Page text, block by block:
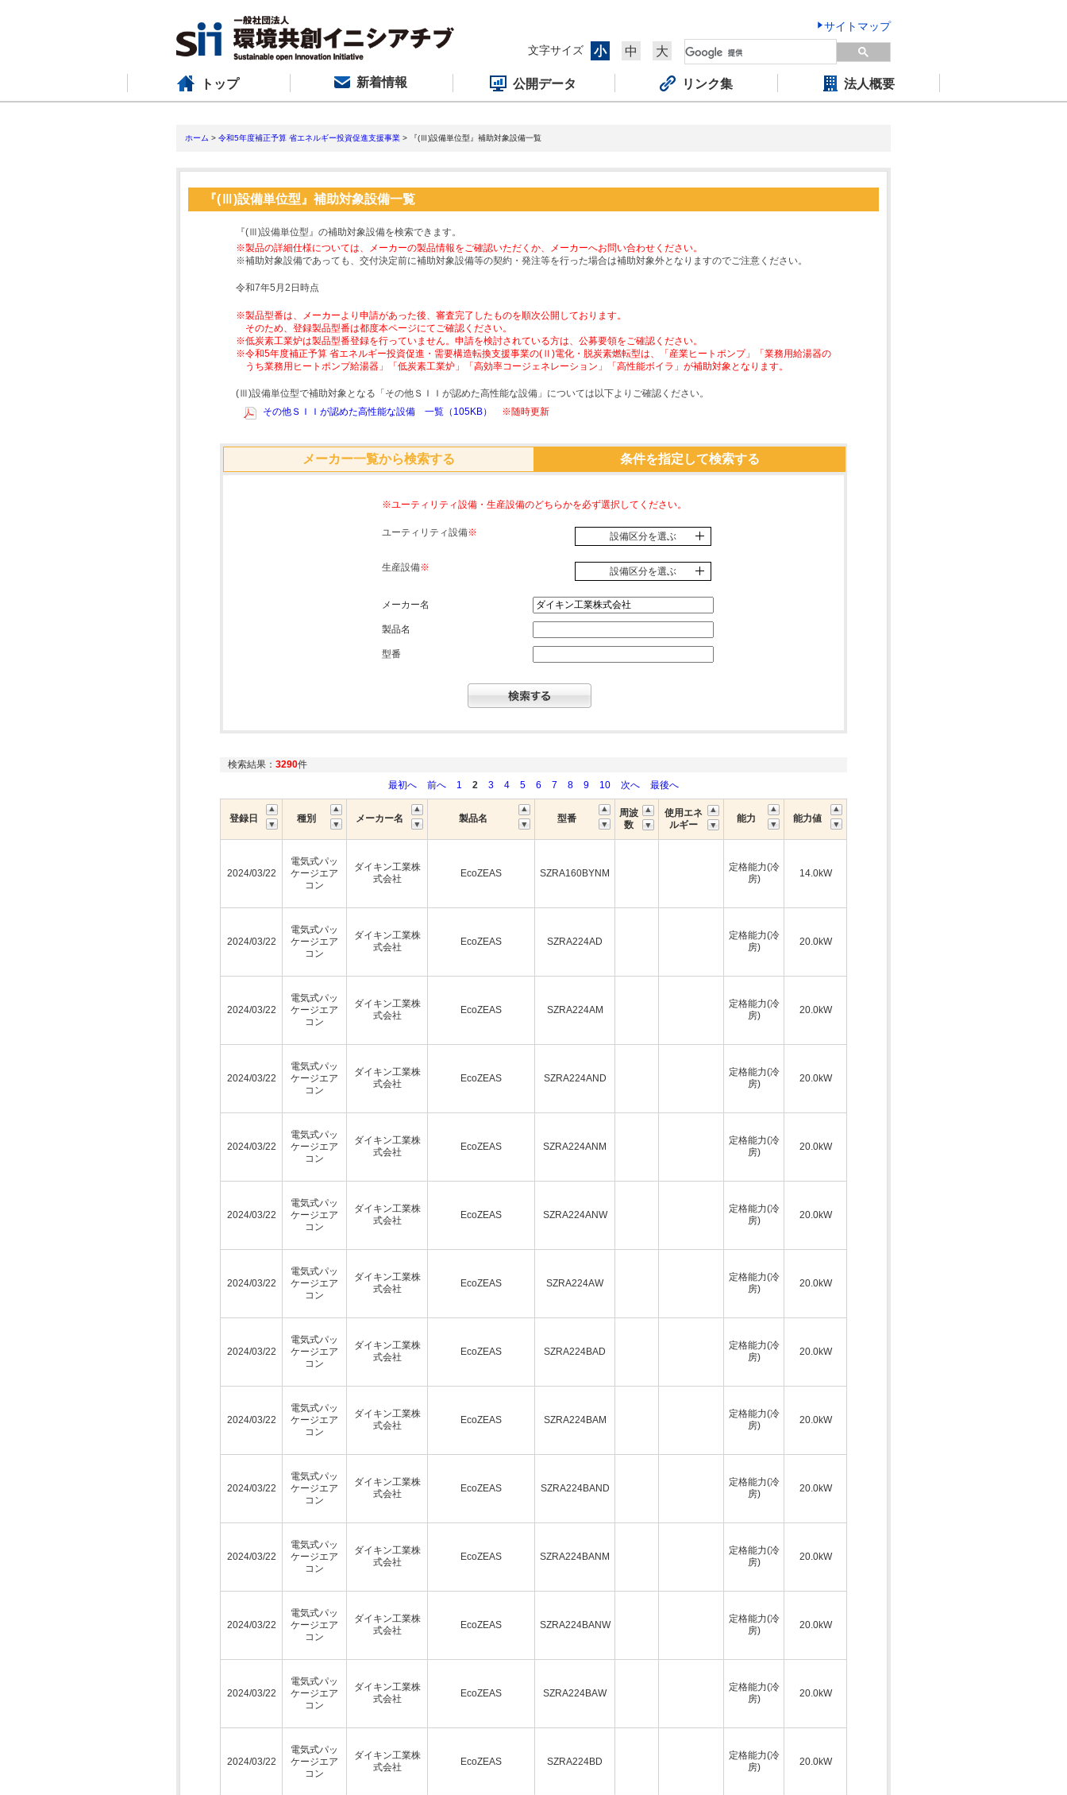
サイトマップ
文字サイズ
小 中 大
トップ 新着情報 公開データ リンク集 法人概要
ホーム > 令和5年度補正予算 省エネルギー投資促進支援事業 > 『(Ⅲ)設備単位型』補助対象設備一覧
『(Ⅲ)設備単位型』補助対象設備一覧
『(Ⅲ)設備単位型』の補助対象設備を検索できます。
※製品の詳細仕様については、メーカーの製品情報をご確認いただくか、メーカーへお問い合わせください。
※補助対象設備であっても、交付決定前に補助対象設備等の契約・発注等を行った場合は補助対象外となりますのでご注意ください。
令和7年5月2日時点
※製品型番は、メーカーより申請があった後、審査完了したものを順次公開しております。
そのため、登録製品型番は都度本ページにてご確認ください。
※低炭素工業炉は製品型番登録を行っていません。申請を検討されている方は、公募要領をご確認ください。
※令和5年度補正予算 省エネルギー投資促進・需要構造転換支援事業の(Ⅱ)電化・脱炭素燃転型は、「産業ヒートポンプ」「業務用給湯器の
うち業務用ヒートポンプ給湯器」「低炭素工業炉」「高効率コージェネレーション」「高性能ボイラ」が補助対象となります。
(Ⅲ)設備単位型で補助対象となる「その他ＳＩＩが認めた高性能な設備」については以下よりご確認ください。
その他ＳＩＩが認めた高性能な設備 一覧（105KB）
※随時更新
メーカー一覧から検索する 条件を指定して検索する
※ユーティリティ設備・生産設備のどちらかを必ず選択してください。
ユーティリティ設備※ 設備区分を選ぶ
生産設備※ 設備区分を選ぶ
メーカー名
製品名
型番
検索結果： 3290件
最初へ
前へ 1 2 3 4 5 6 7 8 9 10 次へ 最後へ
登録日 種別 メーカー名 製品名 型番
周波
数
使用エネ
ルギー
能力 能力値
2024/03/22
電気式パッ
ケージエア
コン
ダイキン工業株
式会社
EcoZEAS SZRA160BYNM
定格能力(冷
房)
14.0kW
2024/03/22
電気式パッ
ケージエア
コン
ダイキン工業株
式会社
EcoZEAS SZRA224AD
定格能力(冷
房)
20.0kW
2024/03/22
電気式パッ
ケージエア
コン
ダイキン工業株
式会社
EcoZEAS SZRA224AM
定格能力(冷
房)
20.0kW
2024/03/22
電気式パッ
ケージエア
コン
ダイキン工業株
式会社
EcoZEAS SZRA224AND
定格能力(冷
房)
20.0kW
2024/03/22
電気式パッ
ケージエア
コン
ダイキン工業株
式会社
EcoZEAS SZRA224ANM
定格能力(冷
房)
20.0kW
2024/03/22
電気式パッ
ケージエア
コン
ダイキン工業株
式会社
EcoZEAS SZRA224ANW
定格能力(冷
房)
20.0kW
2024/03/22
電気式パッ
ケージエア
コン
ダイキン工業株
式会社
EcoZEAS SZRA224AW
定格能力(冷
房)
20.0kW
2024/03/22
電気式パッ
ケージエア
コン
ダイキン工業株
式会社
EcoZEAS SZRA224BAD
定格能力(冷
房)
20.0kW
2024/03/22
電気式パッ
ケージエア
コン
ダイキン工業株
式会社
EcoZEAS SZRA224BAM
定格能力(冷
房)
20.0kW
2024/03/22
電気式パッ
ケージエア
コン
ダイキン工業株
式会社
EcoZEAS SZRA224BAND
定格能力(冷
房)
20.0kW
2024/03/22
電気式パッ
ケージエア
コン
ダイキン工業株
式会社
EcoZEAS SZRA224BANM
定格能力(冷
房)
20.0kW
2024/03/22
電気式パッ
ケージエア
コン
ダイキン工業株
式会社
EcoZEAS SZRA224BANW
定格能力(冷
房)
20.0kW
2024/03/22
電気式パッ
ケージエア
コン
ダイキン工業株
式会社
EcoZEAS SZRA224BAW
定格能力(冷
房)
20.0kW
2024/03/22
電気式パッ
ケージエア
コン
ダイキン工業株
式会社
EcoZEAS SZRA224BD
定格能力(冷
房)
20.0kW